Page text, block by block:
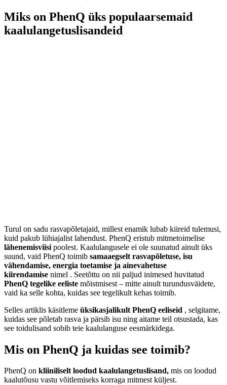
Miks on PhenQ üks populaarsemaid
kaalulangetuslisandeid
Turul on sadu rasvapõletajaid, millest enamik lubab kiireid tulemusi,
kuid pakub lühiajalist lahendust. PhenQ eristub mitmetoimelise
lähenemisviisi poolest. Kaalulangusele ei ole suunatud ainult üks
suund, vaid PhenQ toimib samaaegselt rasvapõletuse, isu
vähendamise, energia toetamise ja ainevahetuse
kiirendamise nimel . Seetõttu on nii paljud inimesed huvitatud
PhenQ tegelike eeliste mõistmisest – mitte ainult turundusväidete,
vaid ka selle kohta, kuidas see tegelikult kehas toimib.
Selles artiklis käsitleme üksikasjalikult PhenQ eeliseid , selgitame,
kuidas see põletab rasva ja pärsib isu ning aitame teil otsustada, kas
see toidulisand sobib teie kaalulanguse eesmärkidega.
Mis on PhenQ ja kuidas see toimib?
PhenQ on kliiniliselt loodud kaalulangetuslisand, mis on loodud
kaalutõusu vastu võitlemiseks korraga mitmest küljest.